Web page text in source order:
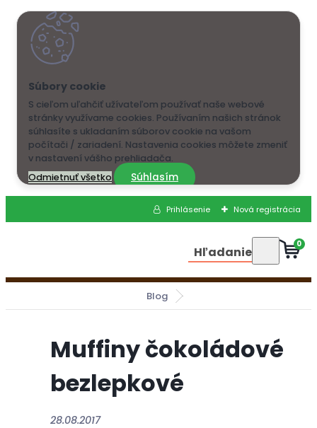
S cieľom uľahčiť užívateľom používať naše webové
stránky využívame cookies. Používaním našich stránok
súhlasíte s ukladaním súborov cookie na vašom
počítači / zariadení. Nastavenia cookies môžete zmeniť
v nastavení vášho prehliadača.
Odmietnuť všetko
Súhlasím
Prihlásenie Nová registrácia
Hľadanie 0
Blog
Muffiny čokoládové
bezlepkové
28.08.2017